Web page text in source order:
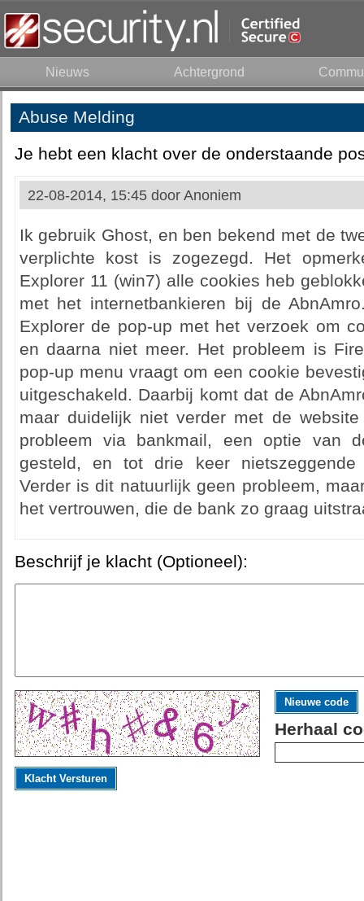
Nieuws Achtergrond
Abuse Melding
Je hebt een klacht over de onderstaande
22-08-2014, 15:45 door Anoniem
Ik gebruik Ghost, en ben bekend met de
verplichte kost is zogezegd. Het
Explorer 11 (win7) alle cookies heb
met het internetbankieren bij de
Explorer de pop-up met het verzoek om
en daarna niet meer. Het probleem is
pop-up menu vraagt om een cookie
uitgeschakeld. Daarbij komt dat de
maar duidelijk niet verder met de
probleem via bankmail, een optie van
gesteld, en tot drie keer nietszeggende
Verder is dit natuurlijk geen probleem,
het vertrouwen, die de bank zo graag
Beschrijf je klacht (Optioneel):
Nieuwe code
Herhaal
Klacht Versturen